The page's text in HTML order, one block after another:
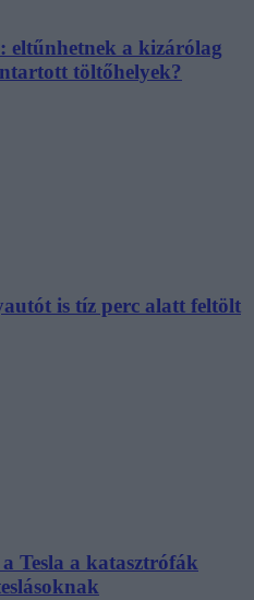
eltűnhetnek a kizárólag
töltőhelyek?
is tíz perc alatt feltölt
Tesla a katasztrófák